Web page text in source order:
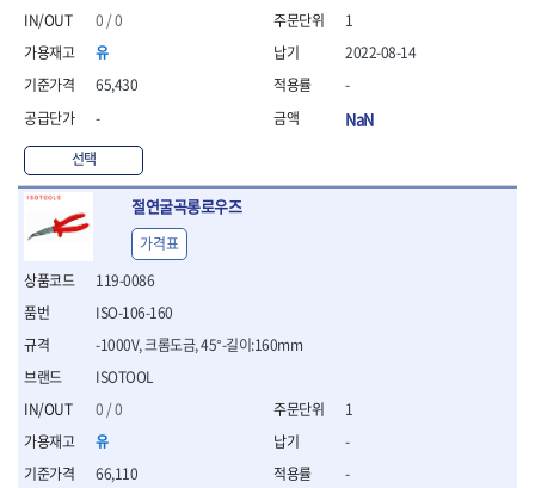
- 빠루망치
- 볼핀망치
- 함마망치
- 도끼
- 나일론무반동망치
- 플라스틱망치
- 고무망치
- 핀펀치
- 센타펀치
- 평치즐
- 핀펀치세트
- 펀치
- 톱대
- 용접용품
- 빠루
- 철공끌
0 / 0
유
65,430
-
선택
1
2022-08-14
-
NaN
절연굴곡롱로우즈
119-0086
ISOTOOL
0 / 0
유
66,110
ISO-106-160
-1000V, 크롬도금, 45°-길이:160mm
가격표
1
-
-